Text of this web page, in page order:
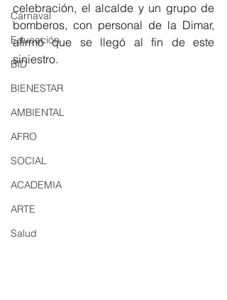
Carnaval
Educación
BID
BIENESTAR
AMBIENTAL
AFRO
SOCIAL
ACADEMIA
ARTE
Salud
celebración, el alcalde y un grupo de
bomberos, con personal de la Dimar,
afirmó que se llegó al fin de este
siniestro.